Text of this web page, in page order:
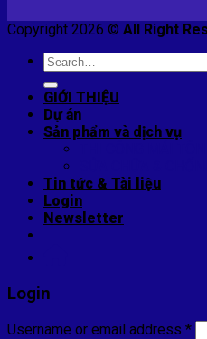
Copyright 2026 © All Right
Search
GIỚI THIỆU
Dự án
Sản phẩm và dịch vụ
Tin tức & Tài liệu
Login
Newsletter
Login
Username or email address *